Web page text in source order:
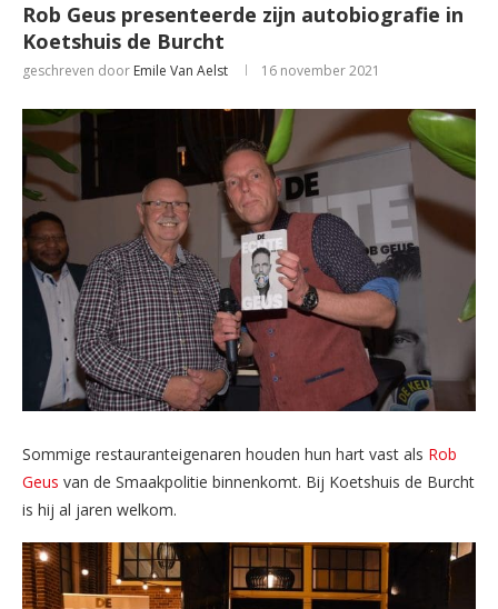
Rob Geus presenteerde zijn autobiografie in
Koetshuis de Burcht
geschreven door Emile Van Aelst 16 november 2021
Sommige restauranteigenaren houden hun hart vast als Rob
Geus van de Smaakpolitie binnenkomt. Bij Koetshuis de Burcht
is hij al jaren welkom.